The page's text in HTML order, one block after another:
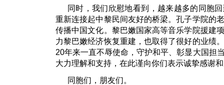
同时，我们欣慰地看到，越来越多的同胞
重新连接起中黎民间友好的桥梁。孔子学院的
传播中国文化。黎巴嫩国家高等音乐学院援建
力黎巴嫩经济恢复重建，也取得了很好的业绩
20年来一直不辱使命，守护和平、彰显大国担
大力理解和支持，在此谨向你们表示诚挚感谢
同胞们，朋友们。